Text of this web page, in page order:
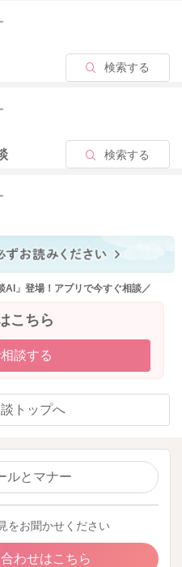
る
検索する
る
検索する
る
AI」登場！アプリで今すぐ相談／
こちら
談する
トップへ
ルとマナー
をお聞かせください
わせはこちら